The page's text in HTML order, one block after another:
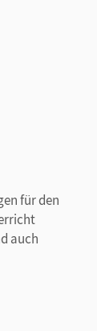
für den
auch
aus